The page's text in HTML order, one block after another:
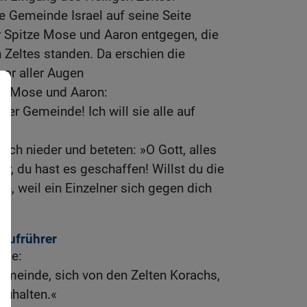
Gemeinde Israel auf seine Seite
Mose und Aaron entgegen, die
standen. Da erschien die
aller Augen
Mose und Aaron:
Gemeinde! Ich will sie alle auf
nieder und beteten: »O Gott, alles
du hast es geschaffen! Willst du die
weil ein Einzelner sich gegen dich
sich von den Zelten Korachs,